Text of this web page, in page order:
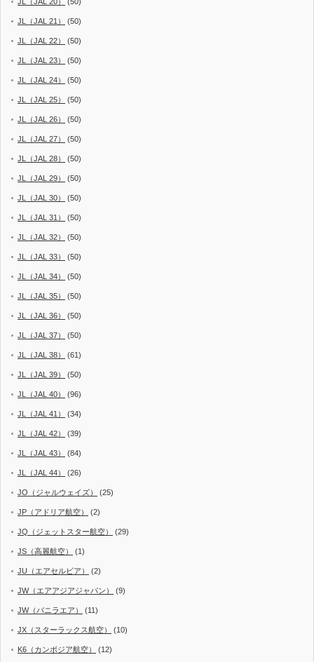
JL（JAL 21） (50)
JL（JAL 22） (50)
JL（JAL 23） (50)
JL（JAL 24） (50)
JL（JAL 25） (50)
JL（JAL 26） (50)
JL（JAL 27） (50)
JL（JAL 28） (50)
JL（JAL 29） (50)
JL（JAL 30） (50)
JL（JAL 31） (50)
JL（JAL 32） (50)
JL（JAL 33） (50)
JL（JAL 34） (50)
JL（JAL 35） (50)
JL（JAL 36） (50)
JL（JAL 37） (50)
JL（JAL 38） (61)
JL（JAL 39） (50)
JL（JAL 40） (96)
JL（JAL 41） (34)
JL（JAL 42） (39)
JL（JAL 43） (84)
JL（JAL 44） (26)
JO（ジャルウェイズ） (25)
JP（アドリア航空） (2)
JQ（ジェットスター航空） (29)
JS（高麗航空） (1)
JU（エアセルビア） (2)
JW（エアアジアジャパン） (9)
JW（バニラエア） (11)
JX（スターラックス航空） (10)
K6（カンボジア航空） (12)